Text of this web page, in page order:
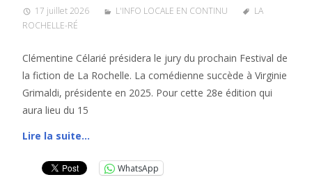
17 juillet 2026 L'INFO LOCALE EN CONTINU
LA
ROCHELLE-RÉ
Clémentine Célarié présidera le jury du prochain Festival de
la fiction de La Rochelle. La comédienne succède à Virginie
Grimaldi, présidente en 2025. Pour cette 28e édition qui
aura lieu du 15
Lire la suite…
WhatsApp